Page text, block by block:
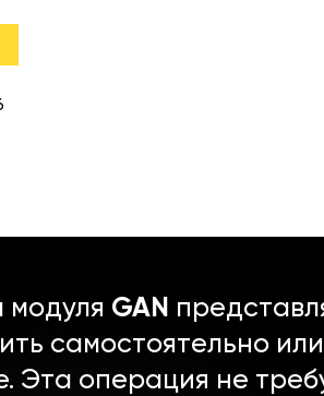
модуля GAN
самостоятельно
Эта операция не